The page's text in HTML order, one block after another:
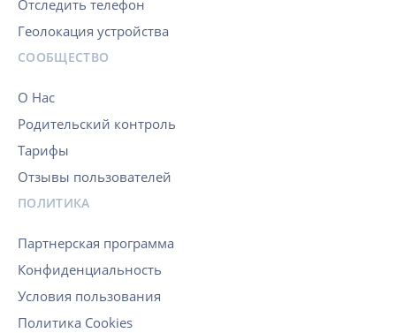
Отследить телефон
Геолокация устройства
СООБЩЕСТВО
О Нас
Родительский контроль
Тарифы
Отзывы пользователей
ПОЛИТИКА
Партнерская программа
Конфиденциальность
Условия пользования
Политика Cookies